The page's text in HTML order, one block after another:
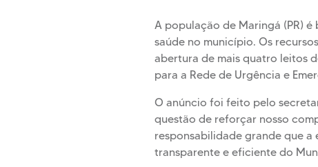
A população de Maringá (PR)
saúde no município. Os
abertura de mais quatro leitos
para a Rede de Urgência e
O anúncio foi feito pelo
questão de reforçar nosso
responsabilidade grande que
transparente e eficiente do